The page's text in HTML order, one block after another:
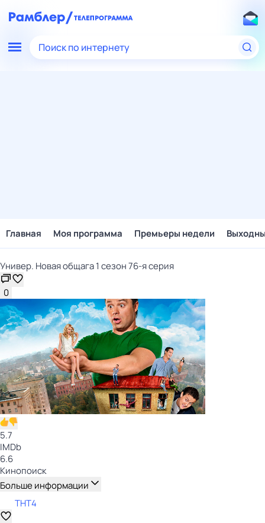
Поиск по интернету
Главная Моя программа Премьеры недели
Универ. Новая общага 1 сезон 76-я серия
0
5.7
IMDb
6.6
Кинопоиск
Больше информации
ТНТ4